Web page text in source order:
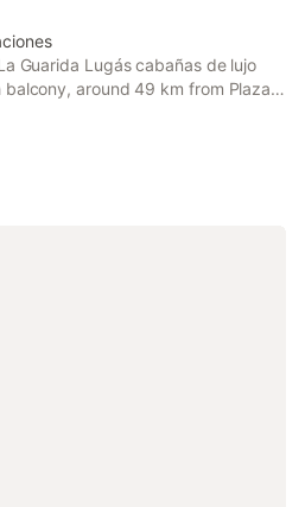
Guarida Lugás cabañas de lujo
around 49 km from Plaza
features a spa bath. The villa
free private parking and